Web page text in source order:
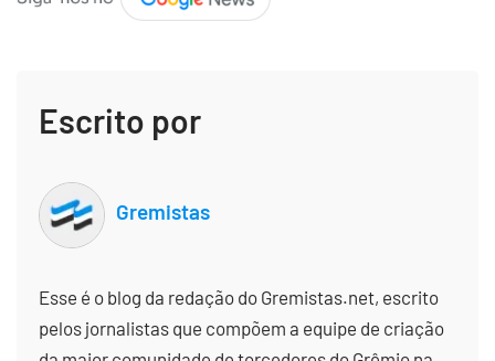
Escrito por
Gremistas
Esse é o blog da redação do Gremistas.net, escrito
pelos jornalistas que compõem a equipe de criação